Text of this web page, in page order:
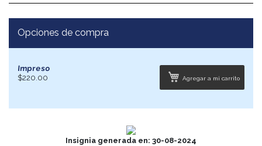
Opciones de compra
Impreso
$220.00
Agregar a mi carrito
Insignia generada en: 30-08-2024